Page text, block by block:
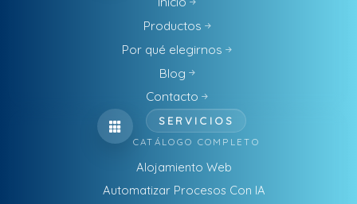
Productos
Por qué elegirnos
Blog
Contacto
SERVICIOS
CATÁLOGO COMPLETO
Alojamiento Web
Automatizar Procesos Con IA